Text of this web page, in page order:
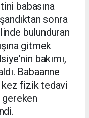
babasına
sonra
bulunduran
gitmek
bakımı,
Babaanne
kez fizik tedavi